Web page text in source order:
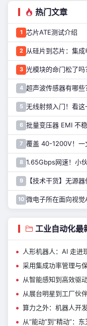
热门文章
1 芯片ATE测试介绍
2 从硅片到芯片：集
3 光模块的命门松了吗
4 超声波传感器有哪些
5 无线射频入门！看这
6 批量变压器 EMI 不
7
8 1.65Gbps网速！小
9 【技术干货】无源
10
工业自动化最
人形机器人：AI 走进现实
采用集成功率管理与
从智能感知到高效驱动
从展台明星到工厂伙伴，人形机器
算力之外：机器人开发
从“能动”到“精动”：东芝